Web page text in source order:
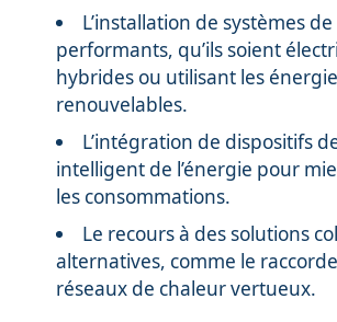
L’installation de systèmes
performants, qu’ils soient
hybrides ou utilisant les
renouvelables.
L’intégration de dispositifs
intelligent de l’énergie pour
les consommations.
Le recours à des solutions
alternatives, comme le
réseaux de chaleur vertueux.